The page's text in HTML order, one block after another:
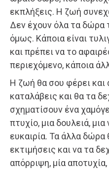
εκπλήξεις. Η ζωή
Δεν έχουν όλα τα δώρα
όμως. Κάποια είναι
και πρέπει να το
περιεχόμενο, κάποια
Η ζωή θα σου φέρει και
καταλάβεις και θα τα
σχηματίσουν ένα
πτυχίο, μια δουλειά, μια
ευκαιρία. Τα άλλα δώρα
εκτιμήσεις και να τα
απόρριψη, μία